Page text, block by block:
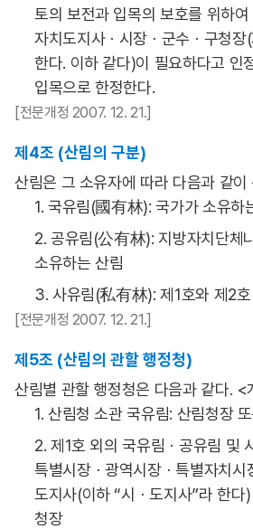
토의 보전과 입목의 보호를 위하
자치도지사ㆍ시장ㆍ군수ㆍ구청
한다. 이하 같다)이 필요하다고 인
입목으로 한정한다.
[전문개정 2007. 12. 21.]
제4조 (산림의 구분)
산림은 그 소유자에 따라 다음과 같이
1. 국유림(國有林): 국가가 소유하
2. 공유림(公有林): 지방자치단체
소유하는 산림
3. 사유림(私有林): 제1호와 제2
[전문개정 2007. 12. 21.]
제5조 (산림의 관할 행정청)
산림별 관할 행정청은 다음과 같다. <
1. 산림청 소관 국유림: 산림청장
2. 제1호 외의 국유림ㆍ공유림 및
특별시장ㆍ광역시장ㆍ특별자치시
도지사(이하 “시ㆍ도지사”라 한다
청장